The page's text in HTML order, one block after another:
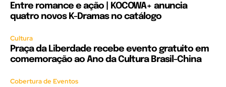
Entre romance e ação | KOCOWA+ anuncia
quatro novos K-Dramas no catálogo
Cultura
Praça da Liberdade recebe evento gratuito em
comemoração ao Ano da Cultura Brasil-China
Cobertura de Eventos